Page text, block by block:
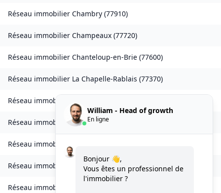
Réseau immobilier Chambry (77910)
Réseau immobilier Champeaux (77720)
Réseau immobilier Chanteloup-en-Brie (77600)
Réseau immobilier La Chapelle-Rablais (77370)
Réseau immobilier
Réseau immobilierCharmentray
Réseau immobilier
Réseau immobilier Chessy( 77700)
Réseau immobilier
William - Head of growth
En ligne
Bonjour 👋,
Vous êtes un professionnel de
l'immobilier ?